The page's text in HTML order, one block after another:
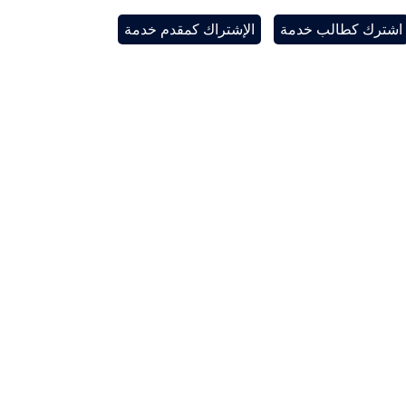
اشترك كطالب خدمة الإشتراك كمقدم خدمة